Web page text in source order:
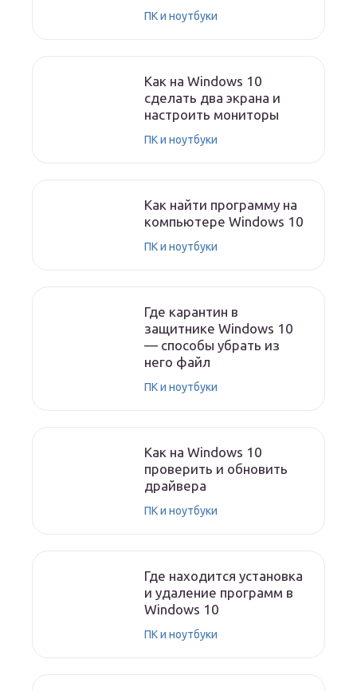
ПК и ноутбуки
Как на Windows 10
сделать два экрана и
настроить мониторы
ПК и ноутбуки
Как найти программу на
компьютере Windows 10
ПК и ноутбуки
Где карантин в
защитнике Windows 10
— способы убрать из
него файл
ПК и ноутбуки
Как на Windows 10
проверить и обновить
драйвера
ПК и ноутбуки
Где находится установка
и удаление программ в
Windows 10
ПК и ноутбуки